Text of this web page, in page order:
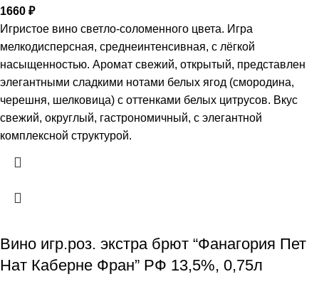
1660 ₽
Игристое вино светло-соломенного цвета. Игра
мелкодисперсная, среднеинтенсивная, с лёгкой
насыщенностью. Аромат свежий, открытый, представлен
элегантными сладкими нотами белых ягод (смородина,
черешня, шелковица) с оттенками белых цитрусов. Вкус
свежий, округлый, гастрономичный, с элегантной
комплексной структурой.
Вино игр.роз. экстра брют “Фанагория Пет
Нат Каберне Фран” РФ 13,5%, 0,75л